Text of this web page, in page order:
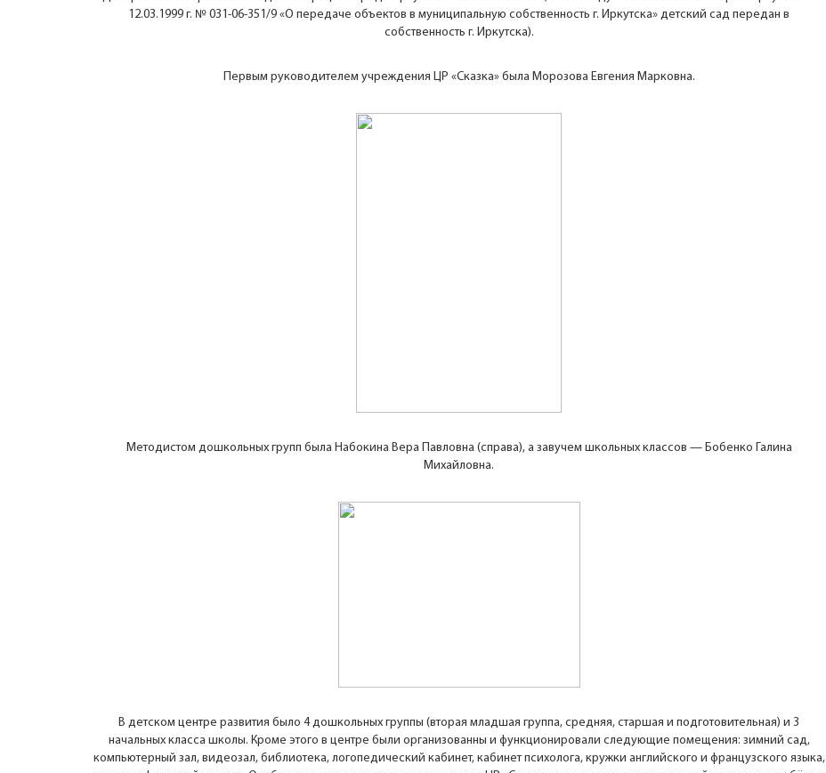
12.03.1999 г. № 031-06-351/9 «О передаче объектов в муниципальную собственность г. Иркутска» детский сад передан в
собственность г. Иркутска).
Первым руководителем учреждения ЦР «Сказка» была Морозова Евгения Марковна.
Методистом дошкольных групп была Набокина Вера Павловна (справа), а завучем школьных классов — Бобенко Галина
Михайловна.
В детском центре развития было 4 дошкольных группы (вторая младшая группа, средняя, старшая и подготовительная) и 3
начальных класса школы. Кроме этого в центре были организованны и функционировали следующие помещения: зимний сад,
компьютерный зал, видеозал, библиотека, логопедический кабинет, кабинет психолога, кружки английского и французского языка,